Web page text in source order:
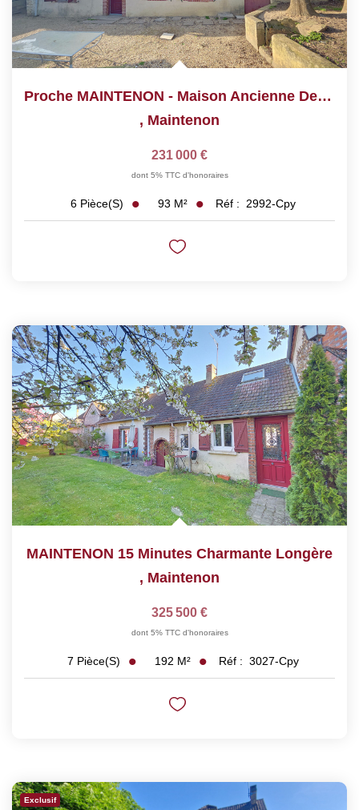
Proche MAINTENON - Maison Ancienne De 6 Pièces De 106 M²
, Maintenon
231 000 €
dont 5% TTC d'honoraires
6 Pièce(s) 93 M² Réf : 2992-Cpy
MAINTENON 15 Minutes Charmante Longère
, Maintenon
325 500 €
dont 5% TTC d'honoraires
7 Pièce(s) 192 M² Réf : 3027-Cpy
Exclusif